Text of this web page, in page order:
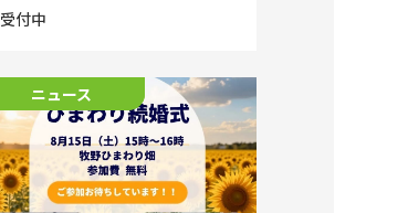
受付中
ニュース
ニュース